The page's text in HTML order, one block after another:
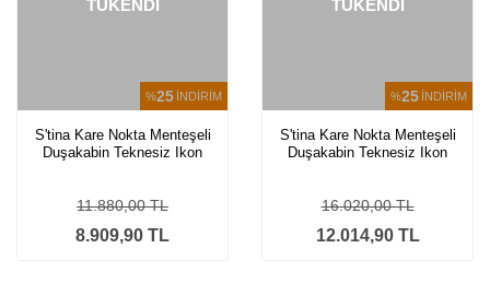
%25 İNDİRİM
TÜKENDİ
S'tina Kare Nokta Menteşeli
Duşakabin Teknesiz Ikon
8.909,90 TL
11.880,00 TL
%25 İNDİRİM
TÜKENDİ
S'tina Kare Nokta Menteşeli
Duşakabin Teknesiz Ikon
12.014,90 TL
16.020,00 TL